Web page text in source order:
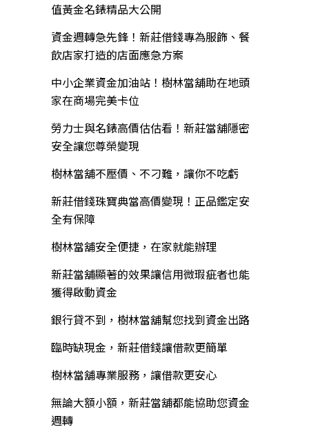
值黃金名錶精品大公開
資金週轉急先鋒！新莊借錢專為服飾、餐
飲店家打造的店面應急方案
中小企業資金加油站！樹林當舖助在地頭
家在商場完美卡位
勞力士與名錶高價估估看！新莊當舖隱密
安全讓您尊榮變現
樹林當舖不壓價、不刁難，讓你不吃虧
新莊借錢珠寶典當高價變現！正品鑑定安
全有保障
樹林當舖安全便捷，在家就能辦理
新莊當舖顯著的效果讓信用微瑕疵者也能
獲得啟動資金
銀行貸不到，樹林當舖幫您找到資金出路
臨時缺現金，新莊借錢讓借款更簡單
樹林當舖專業服務，讓借款更安心
無論大額小額，新莊當舖都能協助您資金
週轉